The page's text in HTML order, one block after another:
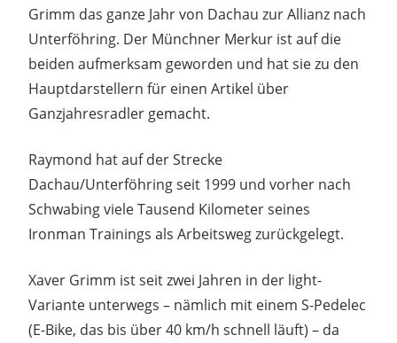
Grimm das ganze Jahr von Dachau zur Allianz nach
Unterföhring. Der Münchner Merkur ist auf die
beiden aufmerksam geworden und hat sie zu den
Hauptdarstellern für einen Artikel über
Ganzjahresradler gemacht.
Raymond hat auf der Strecke
Dachau/Unterföhring seit 1999 und vorher nach
Schwabing viele Tausend Kilometer seines
Ironman Trainings als Arbeitsweg zurückgelegt.
Xaver Grimm ist seit zwei Jahren in der light-
Variante unterwegs – nämlich mit einem S-Pedelec
(E-Bike, das bis über 40 km/h schnell läuft) – da